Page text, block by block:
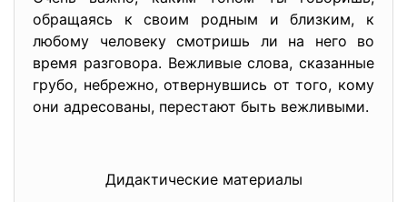
обращаясь к своим родным и близким, к
любому человеку смотришь ли на него во
время разговора. Вежливые слова, сказанные
грубо, небрежно, отвернувшись от того, кому
они адресованы, перестают быть вежливыми.
Дидактические материалы